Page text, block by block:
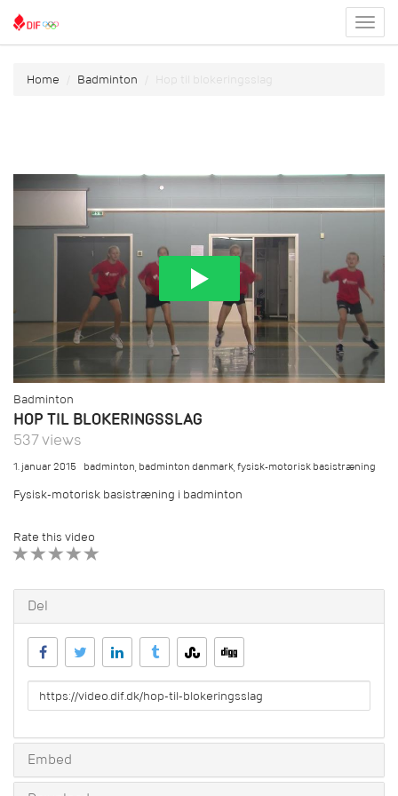
menu
Home Badminton Hop til blokeringsslag
Badminton
HOP TIL BLOKERINGSSLAG
537 views
1. januar 2015 badminton,badminton danmark,fysisk-motorisk basistræning
Fysisk-motorisk basistræning i badminton
Rate this video
Del
URL
to
Embed